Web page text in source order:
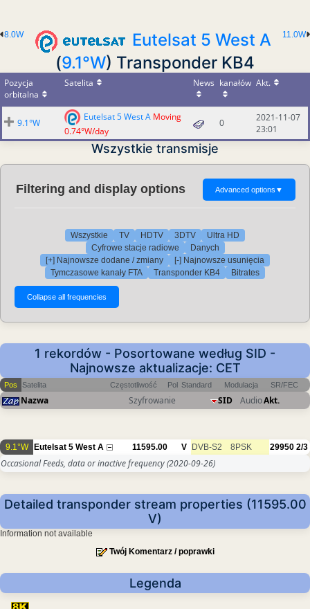
11.0W
8.0W
Eutelsat 5 West A
(9.1°W) Transponder KB4
Pozycja
orbitalna
Satelita News kanałów Akt.
9.1°W
Eutelsat 5 West A Moving
0.74°W/day
0
2021-11-07
23:01
Wszystkie transmisje
Filtering and display options Advanced options ▼
Wszystkie TV HDTV 3DTV
Ultra HD
Cyfrowe stacje radiowe
Danych
[+] Najnowsze dodane / zmiany
[-] Najnowsze usunięcia
Tymczasowe kanały FTA
Transponder KB4 Bitrates
1 rekordów - Posortowane według SID -
Najnowsze aktualizacje: CET
Pos Satelita Częstotliwość Pol Standard Modulacja SR/FEC
Nazwa Szyfrowanie SID AudioAkt.
9.1°W Eutelsat 5 West A 11595.00 V DVB-S2 8PSK 29950 2/3
Occasional Feeds, data or inactive frequency(2020-09-26)
Detailed transponder stream properties (11595.00
V)
Information not available
Twój Komentarz / poprawki
Legenda